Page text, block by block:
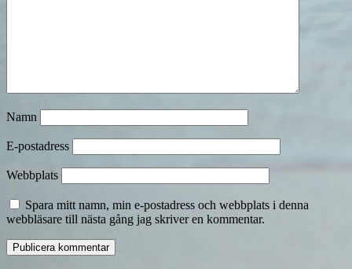
Namn
E-postadress
Webbplats
Spara mitt namn, min e-postadress och webbplats i denna
webbläsare till nästa gång jag skriver en kommentar.